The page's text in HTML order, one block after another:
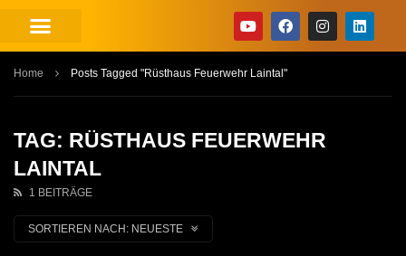
Home Posts Tagged "Rüsthaus Feuerwehr Laintal"
TAG: RÜSTHAUS FEUERWEHR
LAINTAL
1 BEITRÄGE
SORTIEREN NACH: NEUESTE